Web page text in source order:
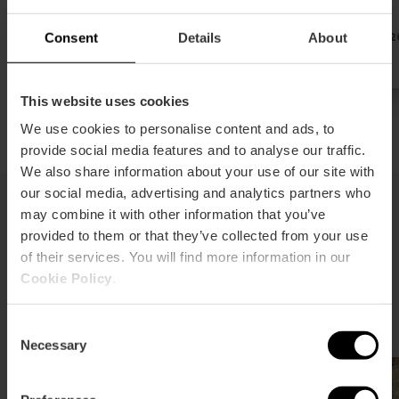
Consent Details About
This website uses cookies
We use cookies to personalise content and ads, to
provide social media features and to analyse our traffic.
We also share information about your use of our site with
our social media, advertising and analytics partners who
may combine it with other information that you’ve
provided to them or that they’ve collected from your use
of their services. You will find more information in our
Cookie Policy
Selection
Necessary
de València
13/08/2026 - 14/08/2026 16/05/
Practica deporte en València
Saca el máximo partido a nuestras playas, jardines y